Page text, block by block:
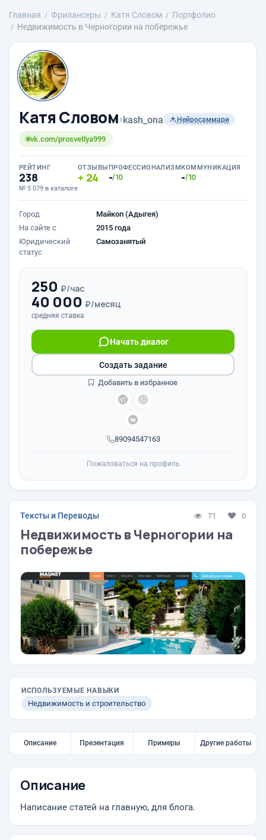
Главная Фрилансеры Катя Словом
Портфолио
Недвижимость в Черногории на побережье
Катя Словом›kash_ona Нейросаммари
vk.com/prosvetlya999
РЕЙТИНГ
238
№ 5 079 в каталоге
ОТЗЫВЫ
24
ПРОФЕССИОНАЛИЗМ
-/10
КОММУНИКАЦИЯ
-/10
Город
Майкоп (Адыгея)
На сайте с
2015 года
Юридический
статус
Самозанятый
250 ₽/час
40 000 ₽/месяц
средняя ставка
89094547163
Начать диалог
Создать задание
Добавить в избранное
Пожаловаться на профиль
Тексты и Переводы 71 0
Недвижимость в Черногории на
побережье
ИСПОЛЬЗУЕМЫЕ НАВЫКИ
Недвижимость и строительство
Описание Презентация Примеры Другие работы
Описание
Написание статей на главную, для блога.